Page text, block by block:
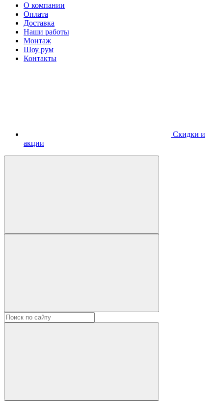
О компании
Оплата
Доставка
Наши работы
Монтаж
Шоу рум
Контакты
Скидки и
акции